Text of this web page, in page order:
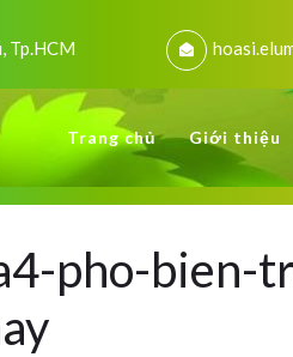
Tp.HCM
Trang chủ Giới thiệu
pho-bien-